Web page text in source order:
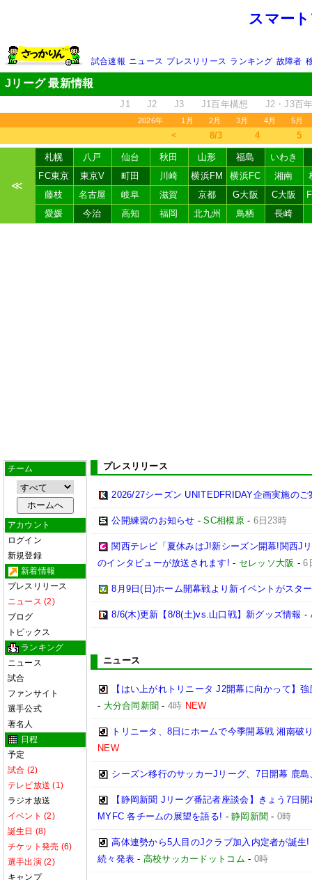
スマー
試合速報 ニュース プレスリリース ランキング 故障者
Jリーグ 最新情報
J1 J2 J3 J1百年構想 J2・J3百
2026年 1月 2月 3月 4月 5月
＜ 8/3 4 5
≪
札幌 八戸 仙台 秋田 山形 福島
いわき
FC東京
東京V 町田 川崎 横浜FM 横浜FC 湘南
藤枝
名古屋 岐阜 滋賀 京都 G大阪 C大阪
愛媛
今治 高知 福岡 北九州 鳥栖 長崎
チーム
アカウント
ログイン
新規登録
新着情報
プレスリリース
ニュース (2)
ブログ
トピックス
ランキング
ニュース
試合
ファンサイト
選手公式
著名人
日程
予定
試合 (2)
テレビ放送 (1)
ラジオ放送
イベント (2)
誕生日 (8)
チケット発売 (6)
選手出演 (2)
キャンプ
プレスリリース
2026/27シーズン UNITEDFRIDAY企画実施のご
公開練習のお知らせ -SC相模原- 6日23時
関西テレビ「夏休みはJ!新シーズン開幕!関西J
のインタビューが放送されます! - セレッソ大阪 -6
8月9日(日)ホーム開幕戦より新イベントがスタ
8/6(木)更新【8/8(土)vs.山口戦】新グッズ情報 -
ニュース
【はい上がれトリニータ J2開幕に向かって】
- 大分合同新聞 - 4時 NEW
トリニータ、8日にホームで今季開幕戦 湘南破
NEW
シーズン移行のサッカーJリーグ、7日開幕 鹿
【静岡新聞 Jリーグ番記者座談会】きょう7日
MYFC 各チームの展望を語る! -静岡新聞 - 0時
高体連勢から5人目のJクラブ加入内定者が誕
続々発表 - 高校サッカードットコム - 0時